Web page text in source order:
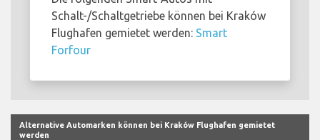
Schalt-/Schaltgetriebe können bei Kraków
Flughafen gemietet werden: Smart
Forfour
Alternative Automarken können bei Kraków Flughafen gemietet
werden